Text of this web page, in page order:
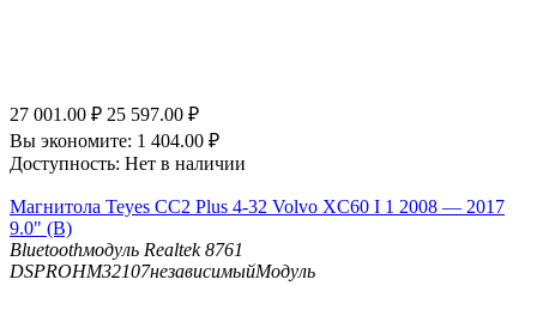
27 001.00 ₽ 25 597.00 ₽
Вы экономите: 1 404.00 ₽
Доступность: Нет в наличии
Магнитола Teyes CC2 Plus 4-32 Volvo XC60 I 1 2008 — 2017
9.0" (B)
Bluetoothмодуль Realtek 8761
DSPROHM32107независимыйМодуль